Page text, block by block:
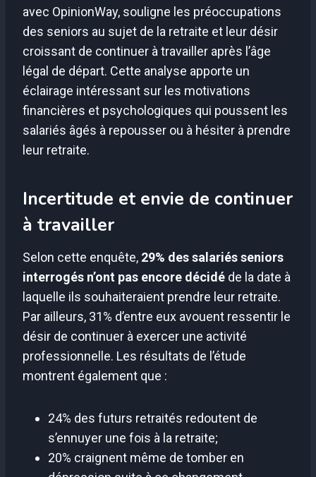
avec OpinionWay, souligne les préoccupations
des seniors au sujet de la retraite et leur désir
croissant de continuer à travailler après l’âge
légal de départ. Cette analyse apporte un
éclairage intéressant sur les motivations
financières et psychologiques qui poussent les
salariés âgés à repousser ou à hésiter à prendre
leur retraite.
Incertitude et envie de continuer
à travailler
Selon cette enquête, 29% des salariés seniors
interrogés n’ont pas encore décidé de la date à
laquelle ils souhaiteraient prendre leur retraite.
Par ailleurs, 31% d’entre eux avouent ressentir le
désir de continuer à exercer une activité
professionnelle. Les résultats de l’étude
montrent également que :
24% des futurs retraités redoutent de
s’ennuyer une fois à la retraite;
20% craignent même de tomber en